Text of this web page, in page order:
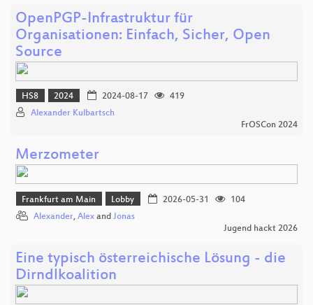
OpenPGP-Infrastruktur für
Organisationen: Einfach, Sicher, Open
Source
HS8 2024 2024-08-17
419
Alexander Kulbartsch
FrOSCon 2024
Merzometer
Frankfurt am Main Lobby 2026-05-31
104
Alexander, Alex and Jonas
Jugend hackt 2026
Eine typisch österreichische Lösung - die
Dirndlkoalition